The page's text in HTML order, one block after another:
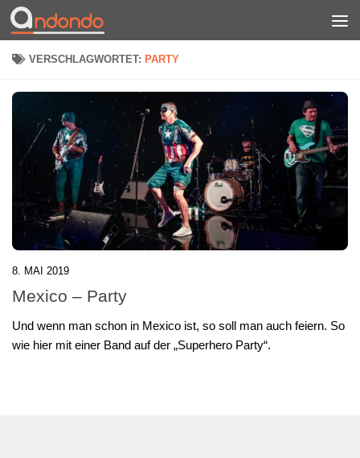
Zum Inhalt springen
VERSCHLAGWORTET: PARTY
8. MAI 2019
Mexico – Party
Und wenn man schon in Mexico ist, so soll man auch feiern. So
wie hier mit einer Band auf der „Superhero Party“.